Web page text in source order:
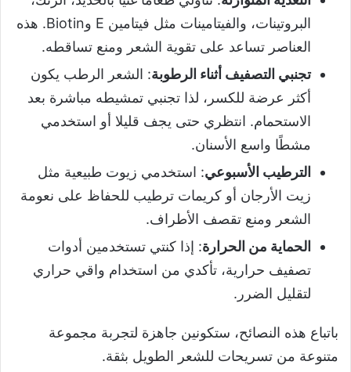
البروتينات، والفيتامينات مثل فيتامين E وBiotin. هذه
العناصر تساعد على تقوية الشعر ومنع تساقطه.
تجنبي التصفيف أثناء الرطوبة: الشعر الرطب يكون
أكثر عرضة للكسر، لذا تجنبي تمشيطه مباشرة بعد
الاستحمام. انتظري حتى يجف قليلا أو استخدمي
مشطًا واسع الأسنان.
الترطيب الأسبوعي: استخدمي زيوت طبيعية مثل
زيت الأرجان أو كريمات ترطيب للحفاظ على نعومة
الشعر ومنع تقصف الأطراف.
الحماية من الحرارة: إذا كنتي تستخدمين أدوات
تصفيف حرارية، تأكدي من استخدام واقي حراري
لتقليل الضرر.
باتباع هذه النصائح، ستكونين جاهزة لتجربة مجموعة
متنوعة من تسريحات للشعر الطويل بثقة.